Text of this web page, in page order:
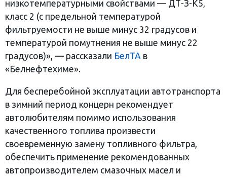
низкотемпературными свойствами — ДТ-З-К5,
класс 2 (с предельной температурой
фильтруемости не выше минус 32 градусов и
температурой помутнения не выше минус 22
градусов)», — рассказали БелТА в
«Белнефтехиме».
Для бесперебойной эксплуатации автотранспорта
в зимний период концерн рекомендует
автолюбителям помимо использования
качественного топлива произвести
своевременную замену топливного фильтра,
обеспечить применение рекомендованных
автопроизводителем смазочных масел и